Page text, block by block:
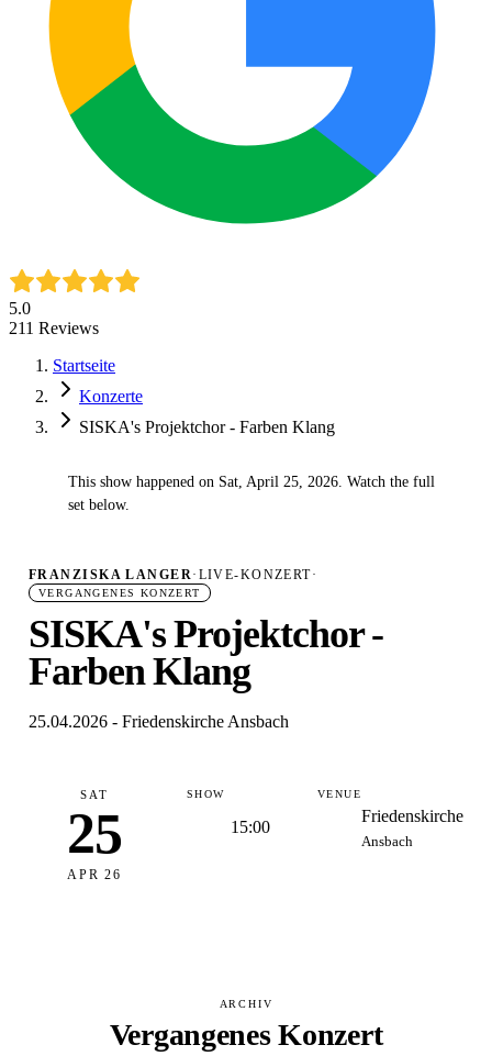
5.0
211 Reviews
Startseite
Konzerte
SISKA's Projektchor - Farben Klang
This show happened on Sat, April 25, 2026. Watch the full
set below.
FRANZISKA LANGER· LIVE-KONZERT·
VERGANGENES KONZERT
SISKA's Projektchor -
Farben Klang
25.04.2026 - Friedenskirche Ansbach
SAT
25
APR 26
SHOW
15:00
VENUE
Friedenskirche
Ansbach
ARCHIV
Vergangenes Konzert